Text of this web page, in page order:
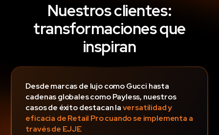
Nuestros clientes:
transformaciones que
inspiran
Desde marcas de lujo como Gucci hasta
cadenas globales como Payless, nuestros
casos de éxito destacan laversatilidad y
eficacia de Retail Pro cuando se implementa a
través de EJJE